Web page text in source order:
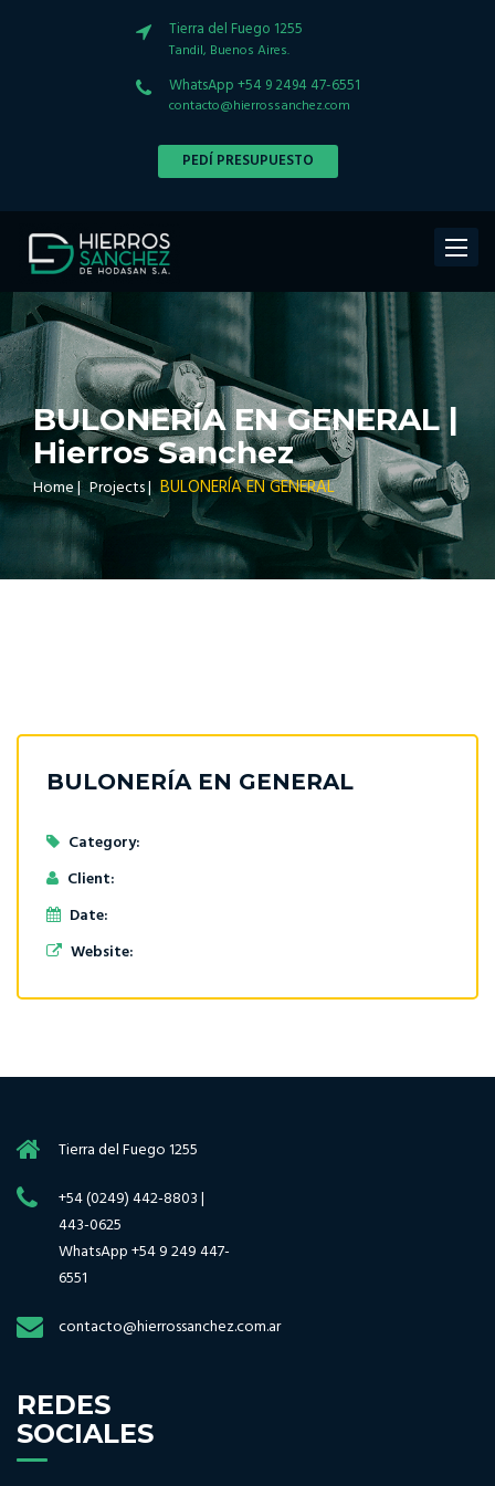
Tierra del Fuego 1255
Tandil, Buenos Aires.
WhatsApp +54 9 2494 47-6551
contacto@hierrossanchez.com
PEDÍ PRESUPUESTO
Toggle
BULONERÍA EN GENERAL |
Hierros Sanchez
Home| Projects| BULONERÍA EN GENERAL
BULONERÍA EN GENERAL
Category:
Client:
Date:
Website:
Tierra del Fuego 1255
+54 (0249) 442-8803 |
443-0625
WhatsApp +54 9 249 447-
6551
contacto@hierrossanchez.com.ar
REDES
SOCIALES